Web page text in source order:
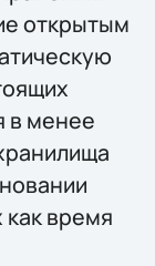
открытым
в менее
как время